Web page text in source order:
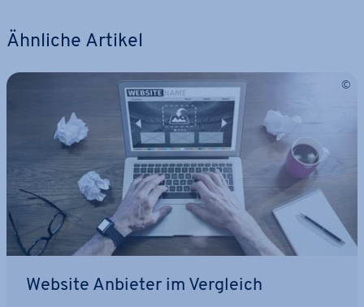
Ähnliche Artikel
Website Anbieter im Vergleich